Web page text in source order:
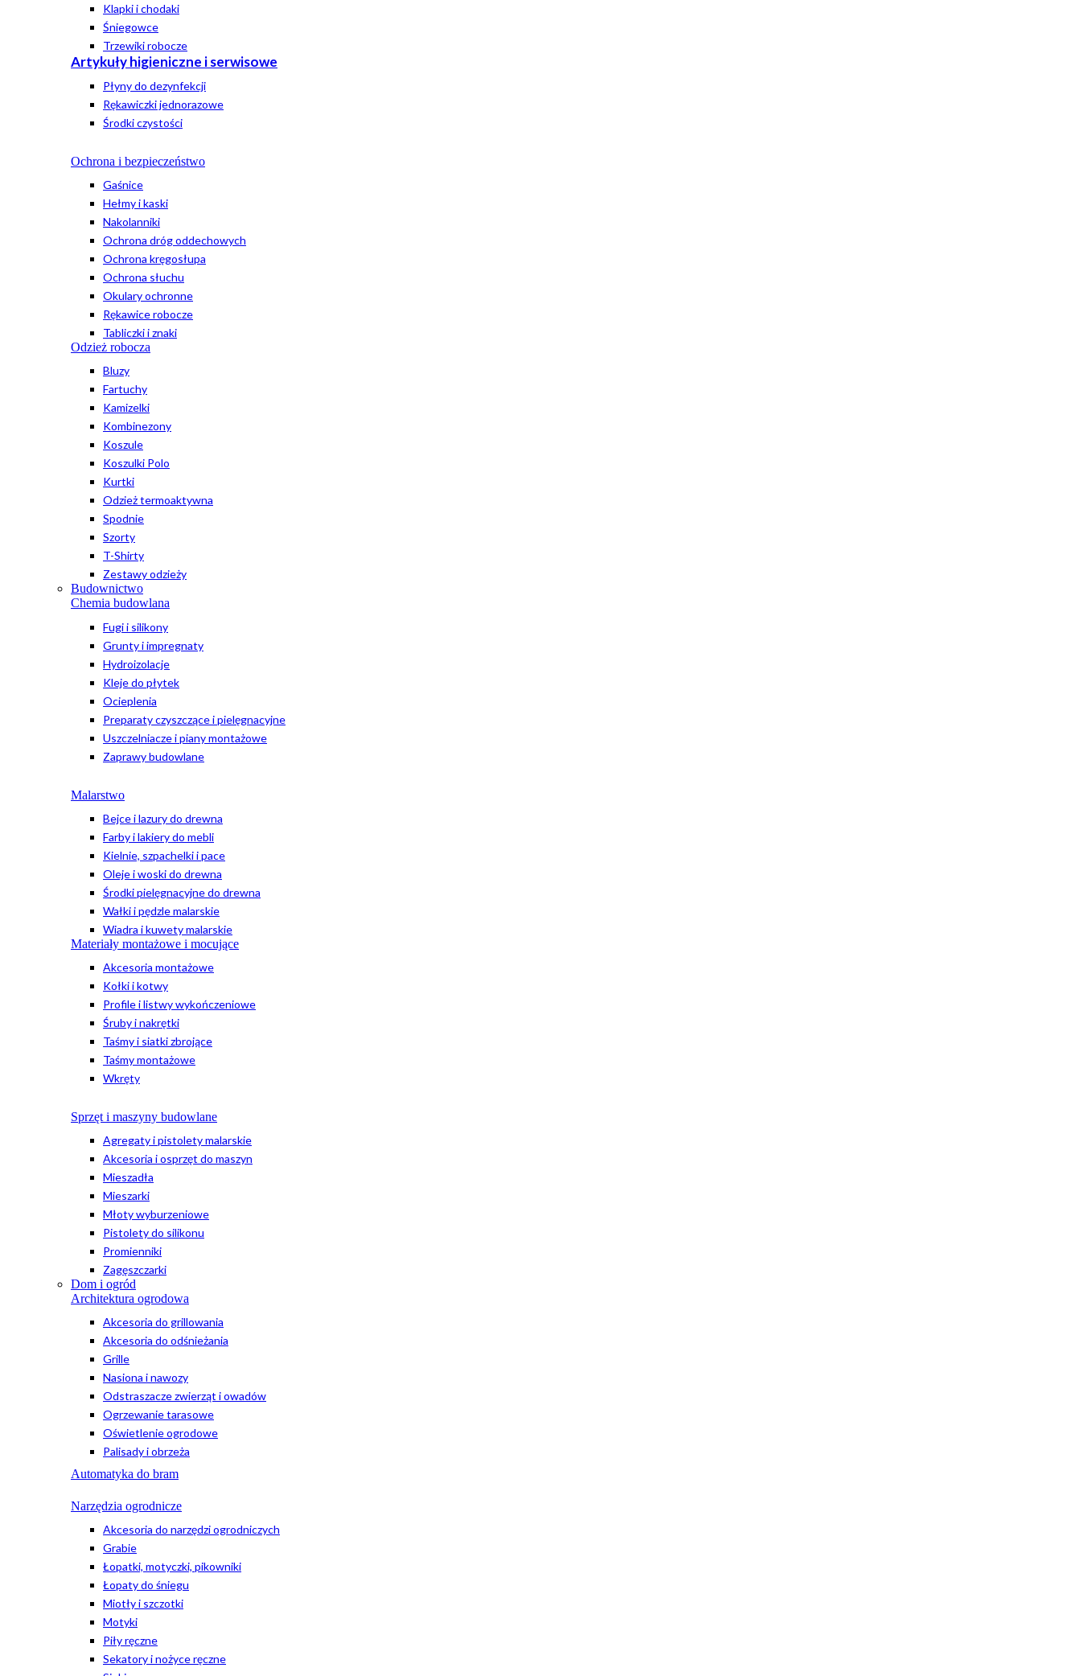
Klapki i chodaki
Śniegowce
Trzewiki robocze
Artykuły higieniczne i serwisowe
Płyny do dezynfekcji
Rękawiczki jednorazowe
Środki czystości
Ochrona i bezpieczeństwo
Gaśnice
Hełmy i kaski
Nakolanniki
Ochrona dróg oddechowych
Ochrona kręgosłupa
Ochrona słuchu
Okulary ochronne
Rękawice robocze
Tabliczki i znaki
Odzież robocza
Bluzy
Fartuchy
Kamizelki
Kombinezony
Koszule
Koszulki Polo
Kurtki
Odzież termoaktywna
Spodnie
Szorty
T-Shirty
Zestawy odzieży
Budownictwo
Chemia budowlana
Fugi i silikony
Grunty i impregnaty
Hydroizolacje
Kleje do płytek
Ocieplenia
Preparaty czyszczące i pielęgnacyjne
Uszczelniacze i piany montażowe
Zaprawy budowlane
Malarstwo
Bejce i lazury do drewna
Farby i lakiery do mebli
Kielnie, szpachelki i pace
Oleje i woski do drewna
Środki pielęgnacyjne do drewna
Wałki i pędzle malarskie
Wiadra i kuwety malarskie
Materiały montażowe i mocujące
Akcesoria montażowe
Kołki i kotwy
Profile i listwy wykończeniowe
Śruby i nakrętki
Taśmy i siatki zbrojące
Taśmy montażowe
Wkręty
Sprzęt i maszyny budowlane
Agregaty i pistolety malarskie
Akcesoria i osprzęt do maszyn
Mieszadła
Mieszarki
Młoty wyburzeniowe
Pistolety do silikonu
Promienniki
Zagęszczarki
Dom i ogród
Architektura ogrodowa
Akcesoria do grillowania
Akcesoria do odśnieżania
Grille
Nasiona i nawozy
Odstraszacze zwierząt i owadów
Ogrzewanie tarasowe
Oświetlenie ogrodowe
Palisady i obrzeża
Automatyka do bram
Narzędzia ogrodnicze
Akcesoria do narzędzi ogrodniczych
Grabie
Łopatki, motyczki, pikowniki
Łopaty do śniegu
Miotły i szczotki
Motyki
Piły ręczne
Sekatory i nożyce ręczne